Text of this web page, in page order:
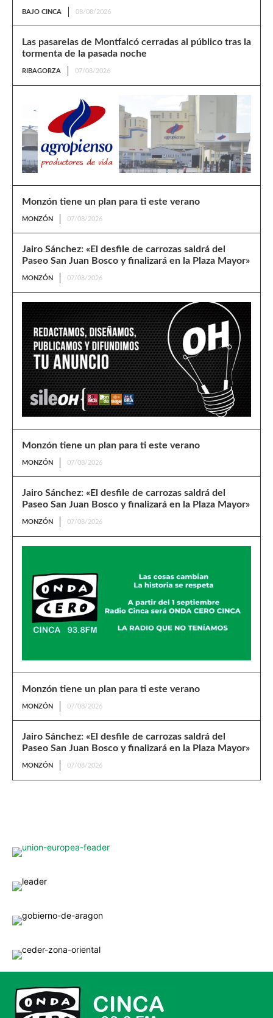
BAJO CINCA 08/08/2026
Las pasarelas de Montfalcó cerradas al público tras la
tormenta de la pasada noche
RIBAGORZA 07/08/2026
Monzón tiene un plan para ti este verano
MONZÓN 07/08/2026
Jairo Sánchez: «El desfile de carrozas saldrá del
Paseo San Juan Bosco y finalizará en la Plaza Mayor»
MONZÓN 07/08/2026
Monzón tiene un plan para ti este verano
MONZÓN 07/08/2026
Jairo Sánchez: «El desfile de carrozas saldrá del
Paseo San Juan Bosco y finalizará en la Plaza Mayor»
MONZÓN 07/08/2026
Monzón tiene un plan para ti este verano
MONZÓN 07/08/2026
Jairo Sánchez: «El desfile de carrozas saldrá del
Paseo San Juan Bosco y finalizará en la Plaza Mayor»
MONZÓN 07/08/2026